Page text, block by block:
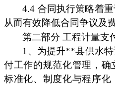
4.4 合同执行策略着
从而有效降低合同争议及
第二部分 工程计量支
1、为提升**县供水
付工作的规范化管理，
标准化、制度化与程序